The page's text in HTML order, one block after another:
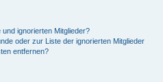
ignorierten Mitglieder?
oder zur Liste der ignorierten Mitglieder
entfernen?